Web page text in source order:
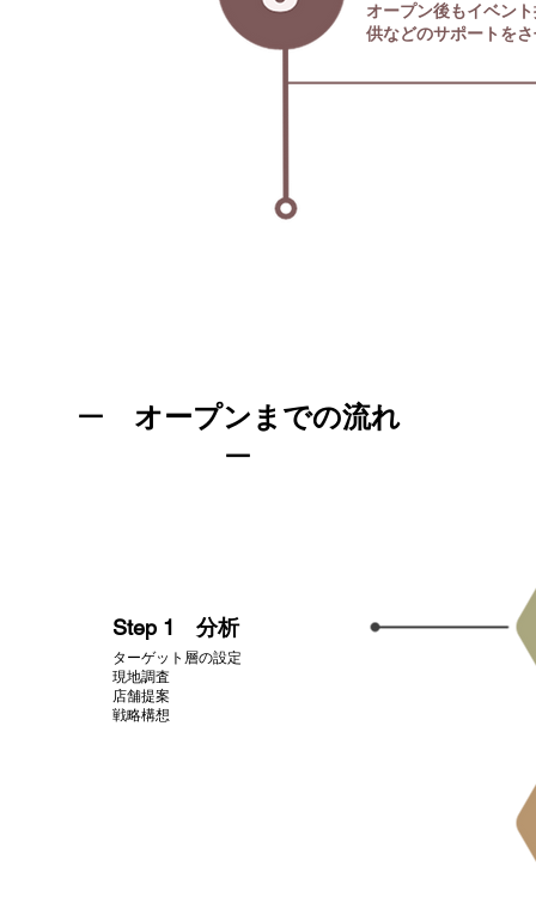
オープン後もイベン
供などのサポートを
ー オープンまでの流れ
ー
​Step 1 分析
ターゲット層の設定
現地調査
店舗提案
​戦略構想